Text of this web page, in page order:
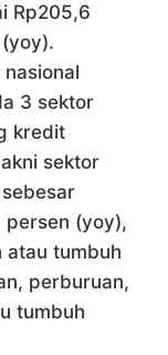
Rp205,6
3 sektor
kredit
sektor
persen (yoy),
atau tumbuh
perburuan,
tumbuh